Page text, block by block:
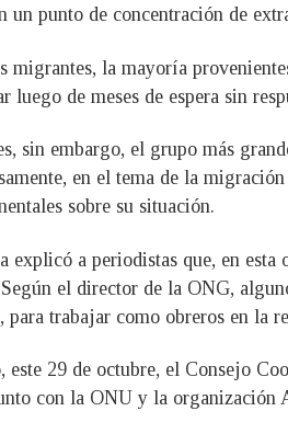
un punto de concentración de
migrantes, la mayoría
luego de meses de espera sin
sin embargo, el grupo más
en el tema de la
sobre su situación.
explicó a periodistas que, en esta
el director de la ONG,
para trabajar como obreros en la
este 29 de octubre, el Consejo
con la ONU y la organización